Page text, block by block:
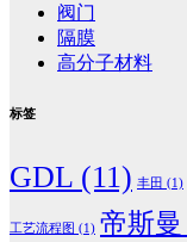
阀门
隔膜
高分子材料
标签
GDL (11) 丰田 (1)
工艺流程图 (1) 帝斯曼